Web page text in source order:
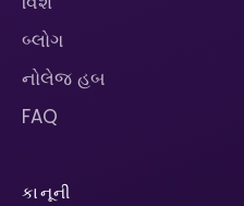
બ્લોગ
નોલેજ હબ
FAQ
કાનૂની